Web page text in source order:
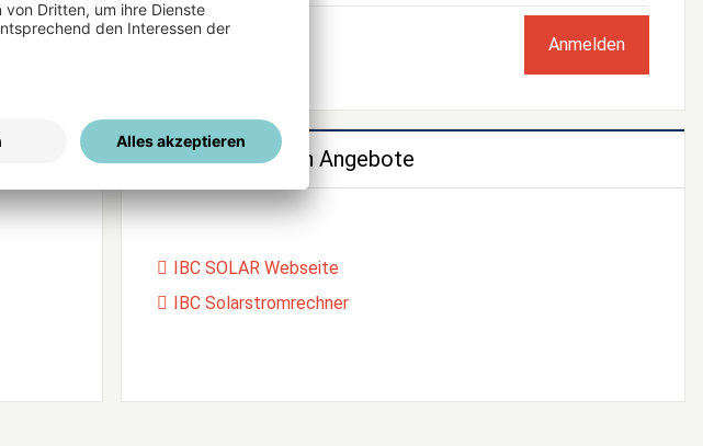
Passwort vergessen?
Unsere weiteren Angebote
IBC SOLAR Webseite
IBC Solarstromrechner